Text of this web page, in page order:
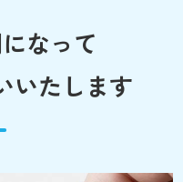
なって
いたします